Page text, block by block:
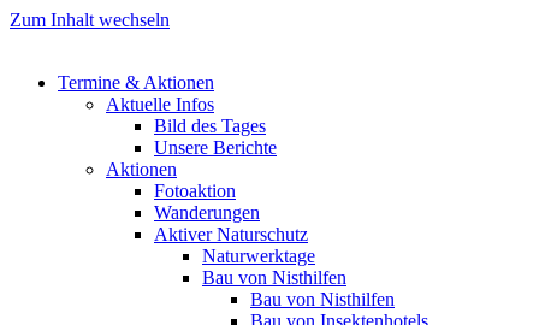
Zum Inhalt wechseln
Termine & Aktionen
Aktuelle Infos
Bild des Tages
Unsere Berichte
Aktionen
Fotoaktion
Wanderungen
Aktiver Naturschutz
Naturwerktage
Bau von Nisthilfen
Bau von Nisthilfen
Bau von Insektenhotels